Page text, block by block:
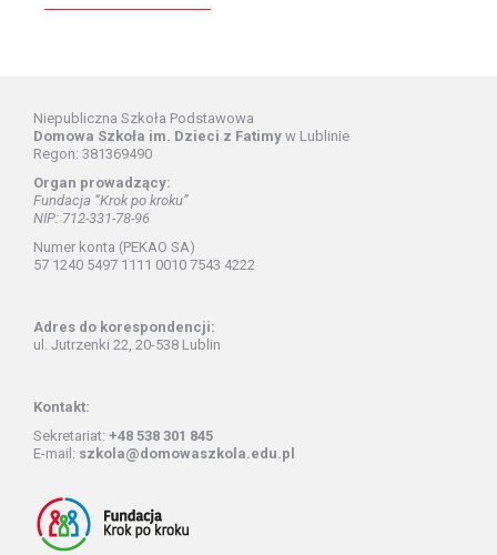
Niepubliczna Szkoła Podstawowa
Domowa Szkoła im. Dzieci z Fatimy w Lublinie
Regon: 381369490
Organ prowadzący:
Fundacja “Krok po kroku”
NIP: 712-331-78-96
Numer konta (PEKAO SA)
57 1240 5497 1111 0010 7543 4222
Adres do korespondencji:
ul. Jutrzenki 22, 20-538 Lublin
Kontakt:
Sekretariat: +48 538 301 845
E-mail: szkola@domowaszkola.edu.pl